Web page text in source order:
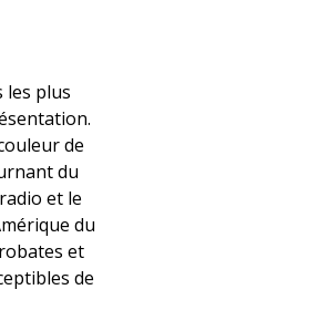
les plus
de
du
et le
du
et
de